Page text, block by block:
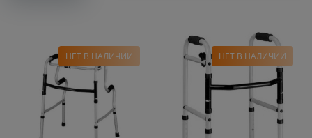
НЕТ В НАЛИЧИИ НЕТ В НАЛИЧИИ